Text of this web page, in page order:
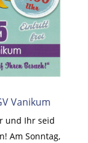
Vanikum
und Ihr seid
Am Sonntag,